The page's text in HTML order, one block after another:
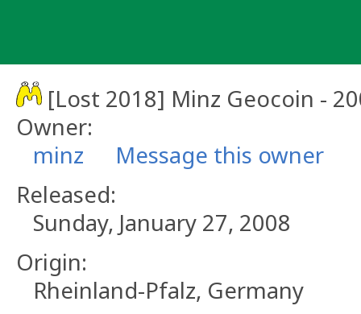
[Lost 2018] Minz Geocoin -
Owner:
minz
Message this owner
Released:
Sunday, January 27, 2008
Origin:
Rheinland-Pfalz, Germany